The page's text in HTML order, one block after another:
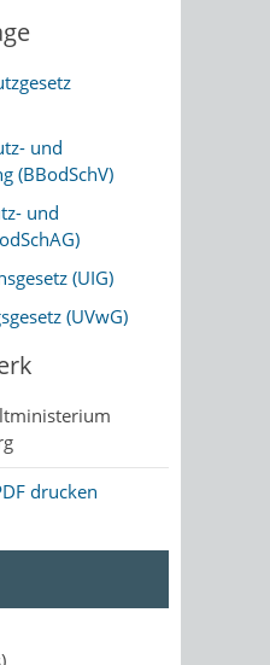
und
(BBodSchV)
und
(UIG)
(UVwG)
drucken